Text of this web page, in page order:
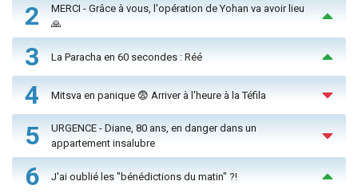
2
MERCI - Grâce à vous, l'opération de Yohan va avoir lieu
🙏
3 La Paracha en 60 secondes : Réé
4 Mitsva en panique 😨 Arriver à l'heure à la Téfila
5
URGENCE - Diane, 80 ans, en danger dans un
appartement insalubre
6 J'ai oublié les "bénédictions du matin" ?!